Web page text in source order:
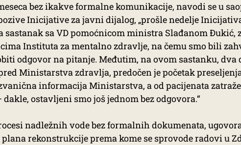
bez ikakve formalne komunikacije, navodi se u
Inicijative za javni dijalog, „prošle nedelje
sastanak sa VD pomoćnicom ministra Slađanom Đukić,
Instituta za mentalno zdravlje, na čemu smo bili
odgovor na pitanje. Međutim, na ovom sastanku, dva
Ministarstva zdravlja, predočen je početak
informacija Ministarstva, a od pacijenata
ostavljeni smo još jednom bez odgovora.“
nadležnih vode bez formalnih dokumenata,
rekonstrukcije prema kome se sprovode radovi u